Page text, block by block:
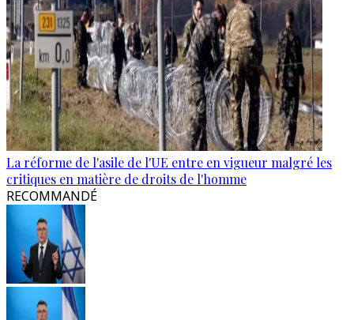
La réforme de l'asile de l'UE entre en vigueur malgré les
critiques en matière de droits de l'homme
RECOMMANDÉ